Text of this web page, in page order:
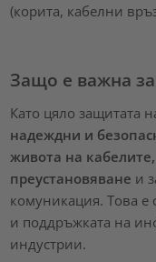
(корита, кабелни
Защо е важна
Като цяло защитата
надеждни и
живота на
преустановяване и
комуникация. Това е
и поддръжката на
индустрии.